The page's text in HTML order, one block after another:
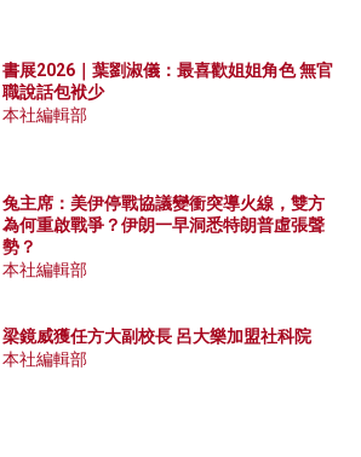
書展2026｜葉劉淑儀：最喜歡姐姐角色 無官
職說話包袱少
本社編輯部
兔主席：美伊停戰協議變衝突導火線，雙方
為何重啟戰爭？伊朗一早洞悉特朗普虛張聲
勢？
本社編輯部
梁鏡威獲任方大副校長 呂大樂加盟社科院
本社編輯部